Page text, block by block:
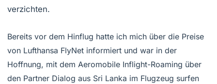
verzichten.
Bereits vor dem Hinflug hatte ich mich über die Preise
von Lufthansa FlyNet informiert und war in der
Hoffnung, mit dem Aeromobile Inflight-Roaming über
den Partner Dialog aus Sri Lanka im Flugzeug surfen